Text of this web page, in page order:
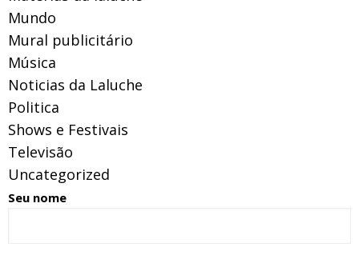
Mundo
Mural publicitário
Música
Noticias da Laluche
Politica
Shows e Festivais
Televisão
Uncategorized
Seu nome